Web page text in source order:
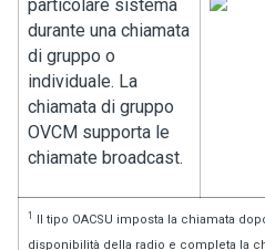
particolare sistema
durante una chiamata
di gruppo o
individuale. La
chiamata di gruppo
OVCM supporta le
chiamate broadcast.
1
Il tipo OACSU imposta la chiamata
disponibilità della radio e completa la